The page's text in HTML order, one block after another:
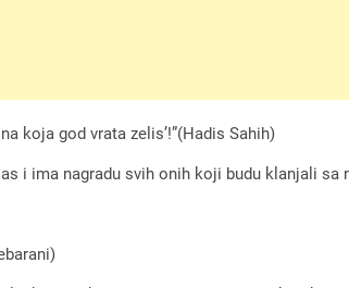
koja god vrata zelis’!”(Hadis Sahih)
i ima nagradu svih onih koji budu klanjali sa